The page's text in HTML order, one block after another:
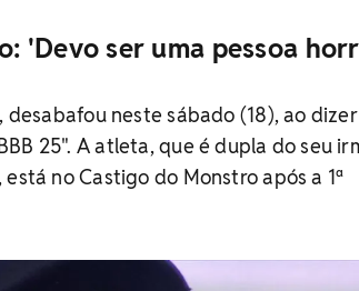
'Devo ser uma pessoa
neste sábado (18), ao
25". A atleta, que é dupla do seu
no Castigo do Monstro após a 1ª